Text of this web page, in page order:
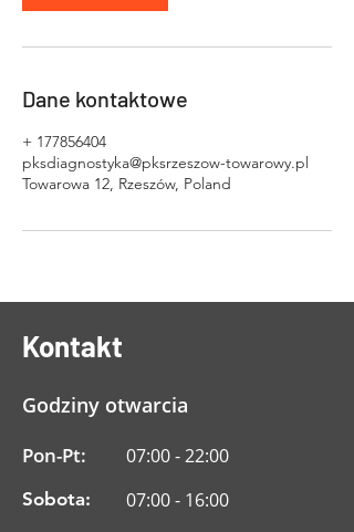
Dane kontaktowe
+ 177856404
pksdiagnostyka@pksrzeszow-towarowy.pl
Towarowa 12, Rzeszów, Poland
Kontakt
Godziny otwarcia
Pon-Pt: 07:00 - 22:00
Sobota: 07:00 - 16:00